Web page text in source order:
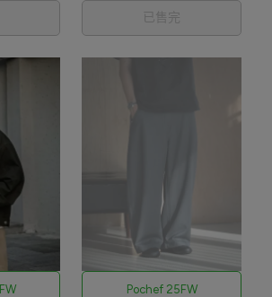
已售完
Pochef 25FW